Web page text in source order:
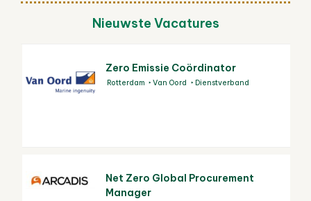
Nieuwste Vacatures
Zero Emissie Coördinator
Rotterdam Van Oord Dienstverband
Net Zero Global Procurement
Manager